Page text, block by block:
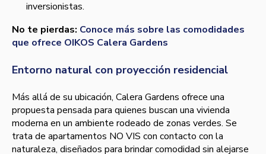
inversionistas.
No te pierdas: Conoce más sobre las comodidades
que ofrece OIKOS Calera Gardens
Entorno natural con proyección residencial
Más allá de su ubicación, Calera Gardens ofrece una
propuesta pensada para quienes buscan una vivienda
moderna en un ambiente rodeado de zonas verdes. Se
trata de apartamentos NO VIS con contacto con la
naturaleza, diseñados para brindar comodidad sin alejarse